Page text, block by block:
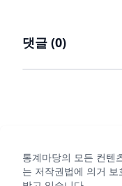
댓글 (0)
통계마당의 모든 컨텐
는 저작권법에 의거 보